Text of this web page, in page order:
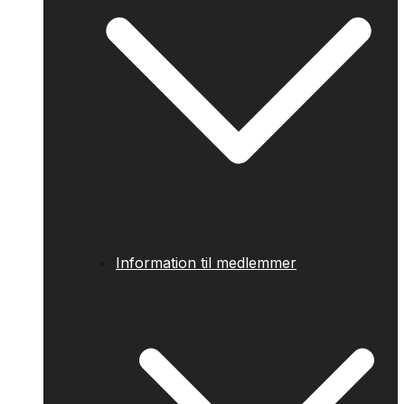
Information til medlemmer